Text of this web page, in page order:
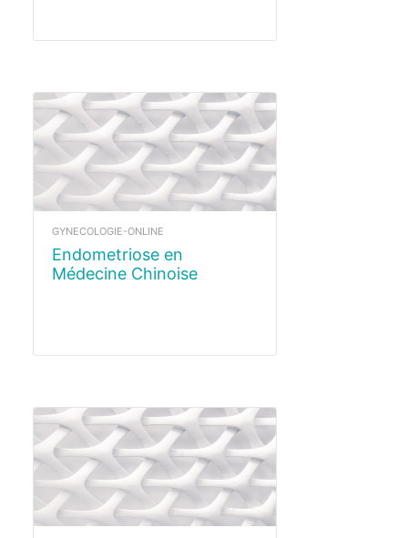
GYNECOLOGIE-ONLINE
Endometriose en
Médecine Chinoise